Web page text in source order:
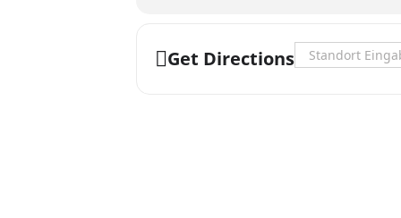
Get Directions Address -